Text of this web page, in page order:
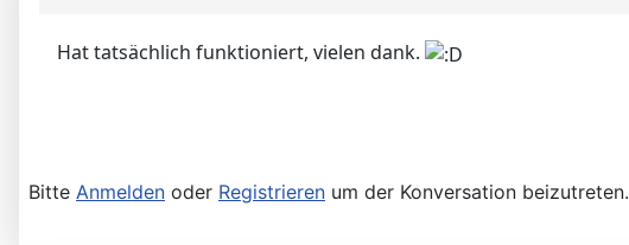
Hat tatsächlich funktioniert, vielen dank.
Bitte Anmelden oder Registrieren um der Konversation beizutreten.